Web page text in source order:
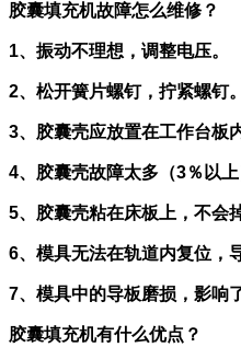
胶囊填充机故障怎么维修？
1、振动不理想，调整电压。
2、松开簧片螺钉，拧紧螺钉。
3、胶囊壳应放置在工作台板
4、胶囊壳故障太多（3％以
5、胶囊壳粘在床板上，不会
6、模具无法在轨道内复位，
7、模具中的导板磨损，影响
胶囊填充机有什么优点？